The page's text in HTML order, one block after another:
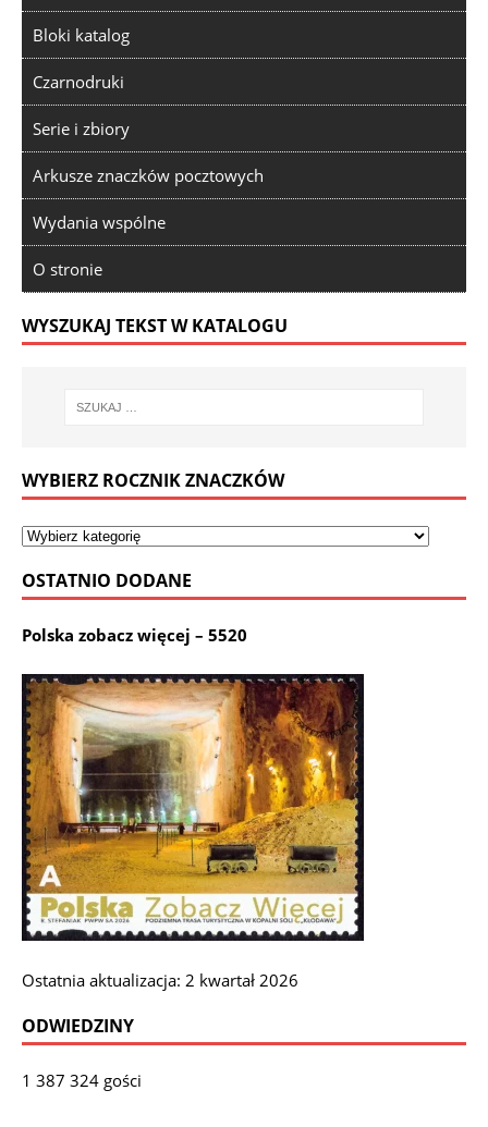
Bloki katalog
Czarnodruki
Serie i zbiory
Arkusze znaczków pocztowych
Wydania wspólne
O stronie
WYSZUKAJ TEKST W KATALOGU
WYBIERZ ROCZNIK ZNACZKÓW
OSTATNIO DODANE
Polska zobacz więcej – 5520
Ostatnia aktualizacja: 2 kwartał 2026
ODWIEDZINY
1 387 324 gości